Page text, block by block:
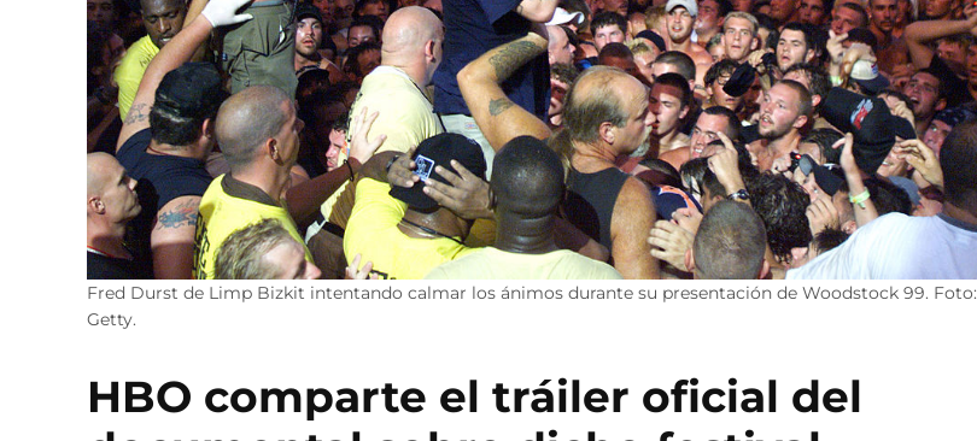
Fred Durst de Limp Bizkit intentando calmar los ánimos durante su presentación de Woodstock 99. Foto:
Getty.
HBO comparte el tráiler oficial del